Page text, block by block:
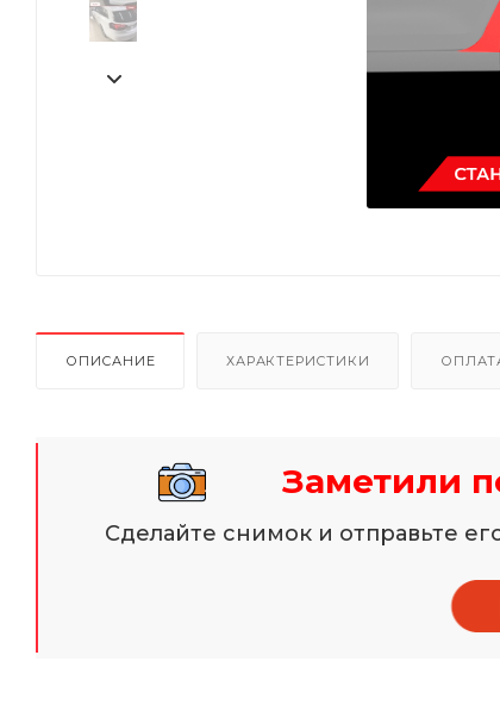
ОПИСАНИЕ ХАРАКТЕРИСТИКИ
Заметили
Сделайте снимок и отправьте